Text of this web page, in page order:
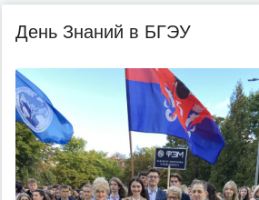
День Знаний в БГЭУ